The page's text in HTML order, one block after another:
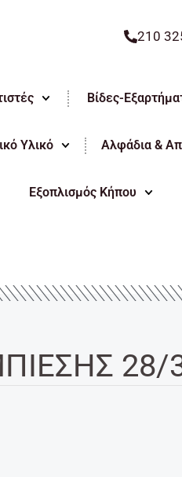
210
Βίδες-
Υλικό Αλφάδια &
Εξοπλισμός Κήπου
28/